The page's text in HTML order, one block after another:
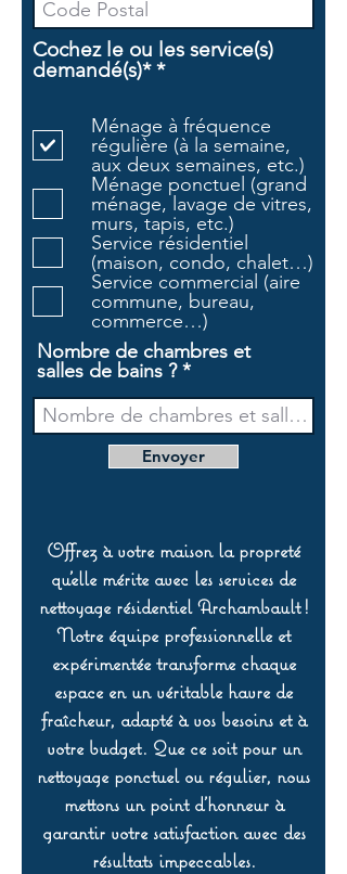
Cochez le ou les service(s)
demandé(s)* *O
g
a
t
o
i
r
e
Ménage à fréquence
régulière (à la semaine,
aux deux semaines, etc.)
Ménage ponctuel (grand
ménage, lavage de vitres,
murs, tapis, etc.)
Service résidentiel
(maison, condo, chalet…)
Service commercial (aire
commune, bureau,
commerce…)
Nombre de chambres et
salles de bains ?
Envoyer
Offrez à votre maison la propreté
qu’elle mérite avec les services de
nettoyage résidentiel Archambault !
Notre équipe professionnelle et
expérimentée transforme chaque
espace en un véritable havre de
fraîcheur, adapté à vos besoins et à
votre budget. Que ce soit pour un
nettoyage ponctuel ou régulier, nous
mettons un point d’honneur à
garantir votre satisfaction avec des
résultats impeccables.